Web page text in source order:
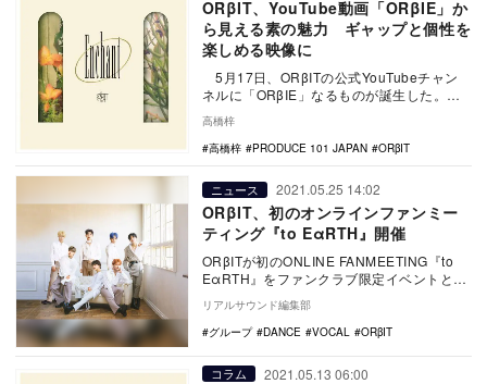
ORβIT、YouTube動画「ORβIE」か
ら見える素の魅力 ギャップと個性を
楽しめる映像に
5月17日、ORβITの公式YouTubeチャン
ネルに「ORβIE」なるものが誕生した。
「ORβIE」とは、「ORβI…
高橋梓
高橋梓
PRODUCE 101 JAPAN ORβIT
ニュース 2021.05.25 14:02
ORβIT、初のオンラインファンミー
ティング『to EαRTH』開催
ORβITが初のONLINE FANMEETING『to
EαRTH』をファンクラブ限定イベントとし
て7月3日に開催する。 …
リアルサウンド編集部
グループ
DANCE VOCAL ORβIT
コラム 2021.05.13 06:00